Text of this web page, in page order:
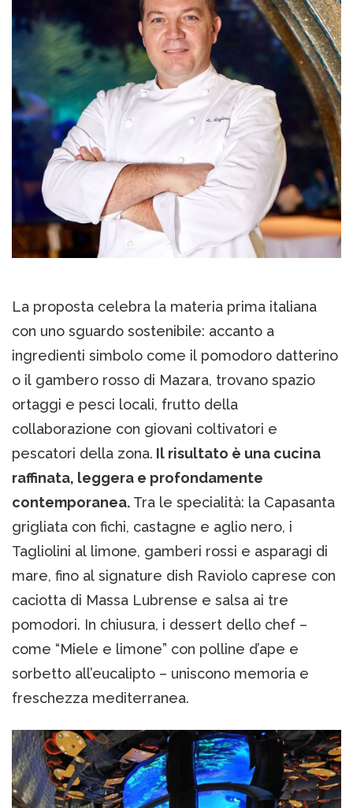
La proposta celebra la materia prima italiana
con uno sguardo sostenibile: accanto a
ingredienti simbolo come il pomodoro datterino
o il gambero rosso di Mazara, trovano spazio
ortaggi e pesci locali, frutto della
collaborazione con giovani coltivatori e
pescatori della zona. Il risultato è una cucina
raffinata, leggera e profondamente
contemporanea. Tra le specialità: la Capasanta
grigliata con fichi, castagne e aglio nero, i
Tagliolini al limone, gamberi rossi e asparagi di
mare, fino al signature dish Raviolo caprese con
caciotta di Massa Lubrense e salsa ai tre
pomodori. In chiusura, i dessert dello chef –
come “Miele e limone” con polline d’ape e
sorbetto all’eucalipto – uniscono memoria e
freschezza mediterranea.